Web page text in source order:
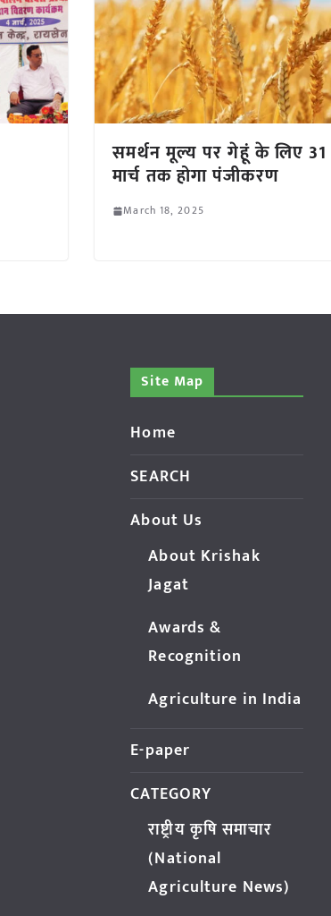
समर्थन मूल्य पर गेहूं के लिए 31
मार्च तक होगा पंजीकरण
March 18, 2025
Site Map
Home
SEARCH
About Us
About Krishak
Jagat
Awards &
Recognition
Agriculture in India
E-paper
CATEGORY
राष्ट्रीय कृषि समाचार
(National
Agriculture News)